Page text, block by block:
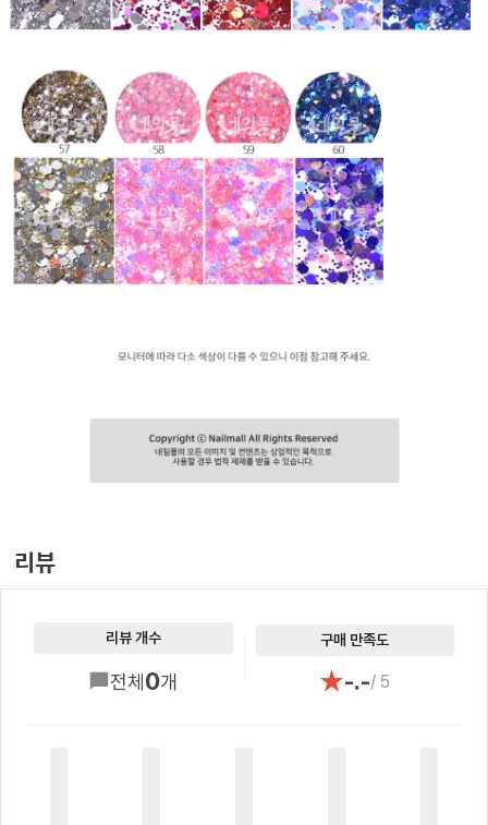
리뷰
리뷰 개수
전체0개
구매 만족도
★-.-/ 5